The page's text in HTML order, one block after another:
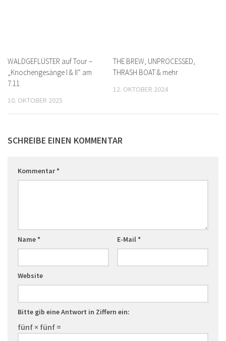
WALDGEFLÜSTER auf Tour –
„Knochengesänge I & II“ am
7.11.
10. OKTOBER 2025
THE BREW, UNPROCESSED,
THRASH BOAT & mehr
12. OKTOBER 2024
SCHREIBE EINEN KOMMENTAR
Kommentar*
Name* E-Mail*
Website
Bitte gib eine Antwort in Ziffern ein:
fünf × fünf =